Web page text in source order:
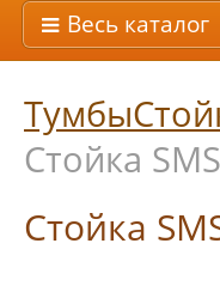
Весь каталог
Стойка
Стойка